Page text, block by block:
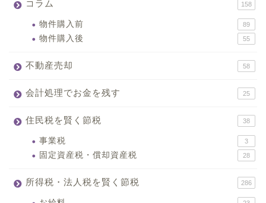
コラム 158
物件購入前 89
物件購入後 55
不動産売却 58
会計処理でお金を残す 25
住民税を賢く節税 38
事業税 3
固定資産税・償却資産税 28
所得税・法人税を賢く節税 286